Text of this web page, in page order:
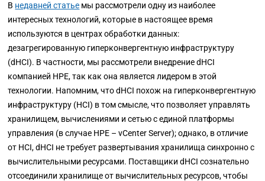
В недавней статье мы рассмотрели одну из наиболее
интересных технологий, которые в настоящее время
используются в центрах обработки данных:
дезагрегированную гиперконвергентную инфраструктуру
(dHCI). В частности, мы рассмотрели внедрение dHCI
компанией HPE, так как она является лидером в этой
технологии. Напомним, что dHCI похож на гиперконвергентную
инфраструктуру (HCI) в том смысле, что позволяет управлять
хранилищем, вычислениями и сетью с единой платформы
управления (в случае HPE –vCenter Server); однако, в отличие
от HCI, dHCI не требует развертывания хранилища синхронно с
вычислительными ресурсами. Поставщики dHCI сознательно
отсоединили хранилище от вычислительных ресурсов, чтобы